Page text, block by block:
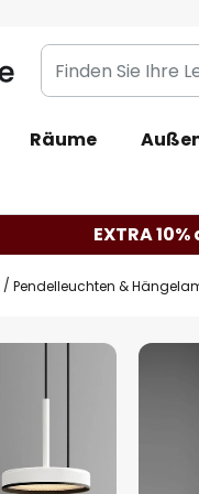
Finden
Sie
Leuchte...
Räume
EXTRA
Pendelleuchten &